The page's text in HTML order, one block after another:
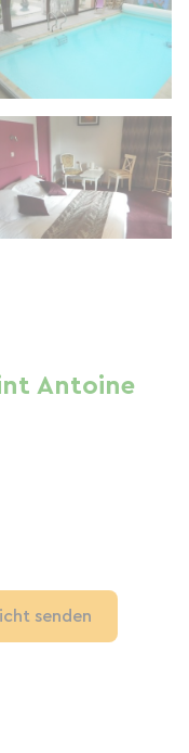
Antoine
senden